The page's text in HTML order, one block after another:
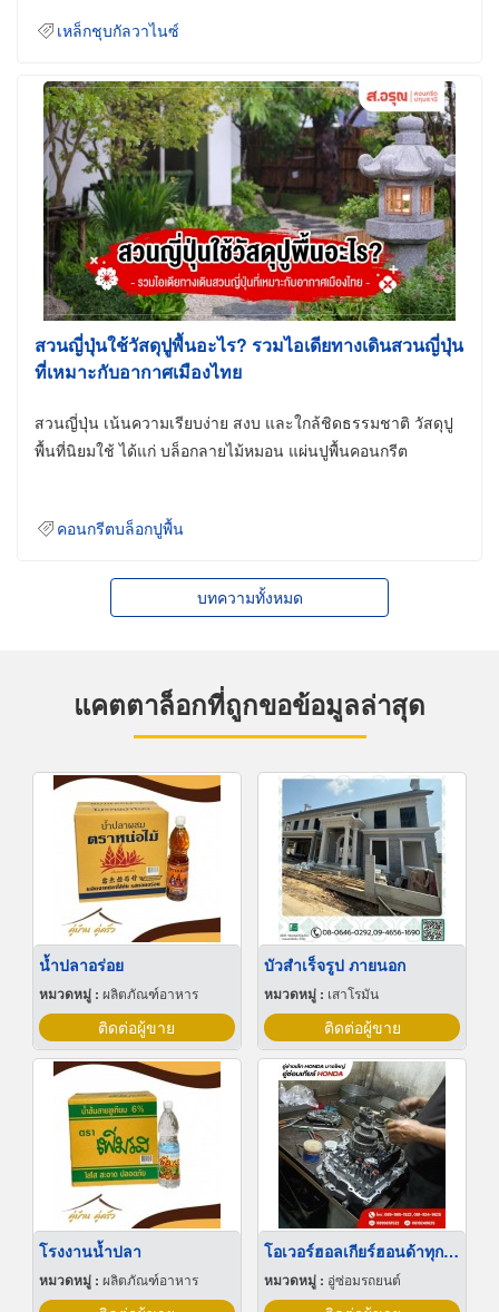
เหล็กชุบกัลวาไนซ์
สวนญี่ปุ่นใช้วัสดุปูพื้นอะไร? รวมไอเดียทางเดินสวนญี่ปุ่น
ที่เหมาะกับอากาศเมืองไทย
สวนญี่ปุ่น เน้นความเรียบง่าย สงบ และใกล้ชิดธรรมชาติ วัสดุปู
พื้นที่นิยมใช้ ได้แก่ บล็อกลายไม้หมอน แผ่นปูพื้นคอนกรีต
คอนกรีตบล็อกปูพื้น
บทความทั้งหมด
แคตตาล็อกที่ถูกขอข้อมูลล่าสุด
น้ำปลาอร่อย
หมวดหมู่ : ผลิตภัณฑ์อาหาร
ติดต่อผู้ขาย
บัวสําเร็จรูป ภายนอก
หมวดหมู่ : เสาโรมัน
ติดต่อผู้ขาย
โรงงานน้ำปลา
หมวดหมู่ : ผลิตภัณฑ์อาหาร
โอเวอร์ฮอลเกียร์ฮอนด้าทุกรุ่น
หมวดหมู่ : อู่ซ่อมรถยนต์